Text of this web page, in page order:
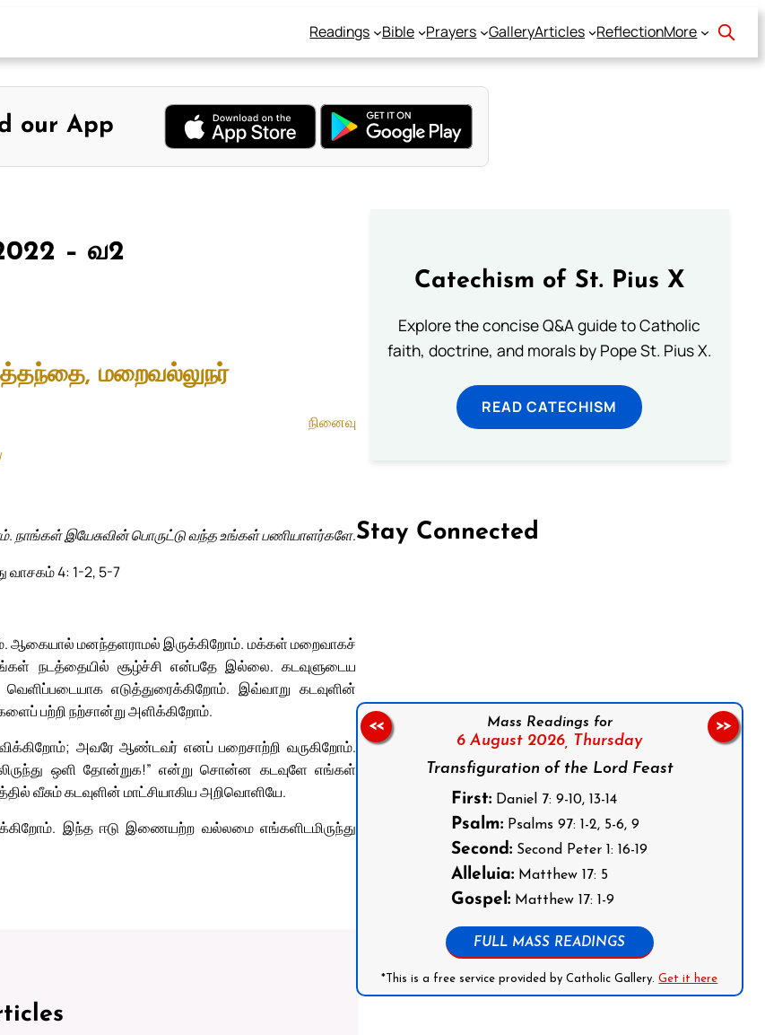
Readings Bible Prayers GalleryArticles ReflectionMore
our App
– வ2
மறைவல்லுநர்
நினைவு
நாங்கள் இயேசுவின் பொருட்டு வந்த உங்கள் பணியாளர்களே.
வாசகம் 4: 1-2, 5-7
ஆகையால் மனந்தளராமல் இருக்கிறோம். மக்கள் மறைவாகச்
நடத்தையில் சூழ்ச்சி என்பதே இல்லை. கடவுளுடைய
எடுத்துரைக்கிறோம். இவ்வாறு கடவுளின்
பற்றி நற்சான்று அளிக்கிறோம்.
அவரே ஆண்டவர் எனப் பறைசாற்றி வருகிறோம்.
ஒளி தோன்றுக!” என்று சொன்ன கடவுளே எங்கள்
வீசும் கடவுளின் மாட்சியாகிய அறிவொளியே.
இந்த ஈடு இணையற்ற வல்லமை எங்களிடமிருந்து
Catechism of St. Pius X
Explore the concise Q&A guide to Catholic
faith, doctrine, and morals by Pope St. Pius X.
READ CATECHISM
Stay Connected
Mass Readings for
6 August 2026, Thursday
Transfiguration of the Lord Feast
First: Daniel 7: 9-10, 13-14
Psalm: Psalms 97: 1-2, 5-6, 9
Second: Second Peter 1: 16-19
Alleluia: Matthew 17: 5
Gospel: Matthew 17: 1-9
FULL MASS READINGS
*This is a free service provided by Catholic Gallery.Get it here
<< >>